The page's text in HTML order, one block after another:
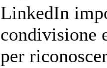
LinkedIn
condivisione
per